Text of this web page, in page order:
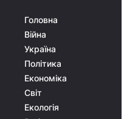
Головна
Війна
Україна
Політика
Економіка
Світ
Екологія